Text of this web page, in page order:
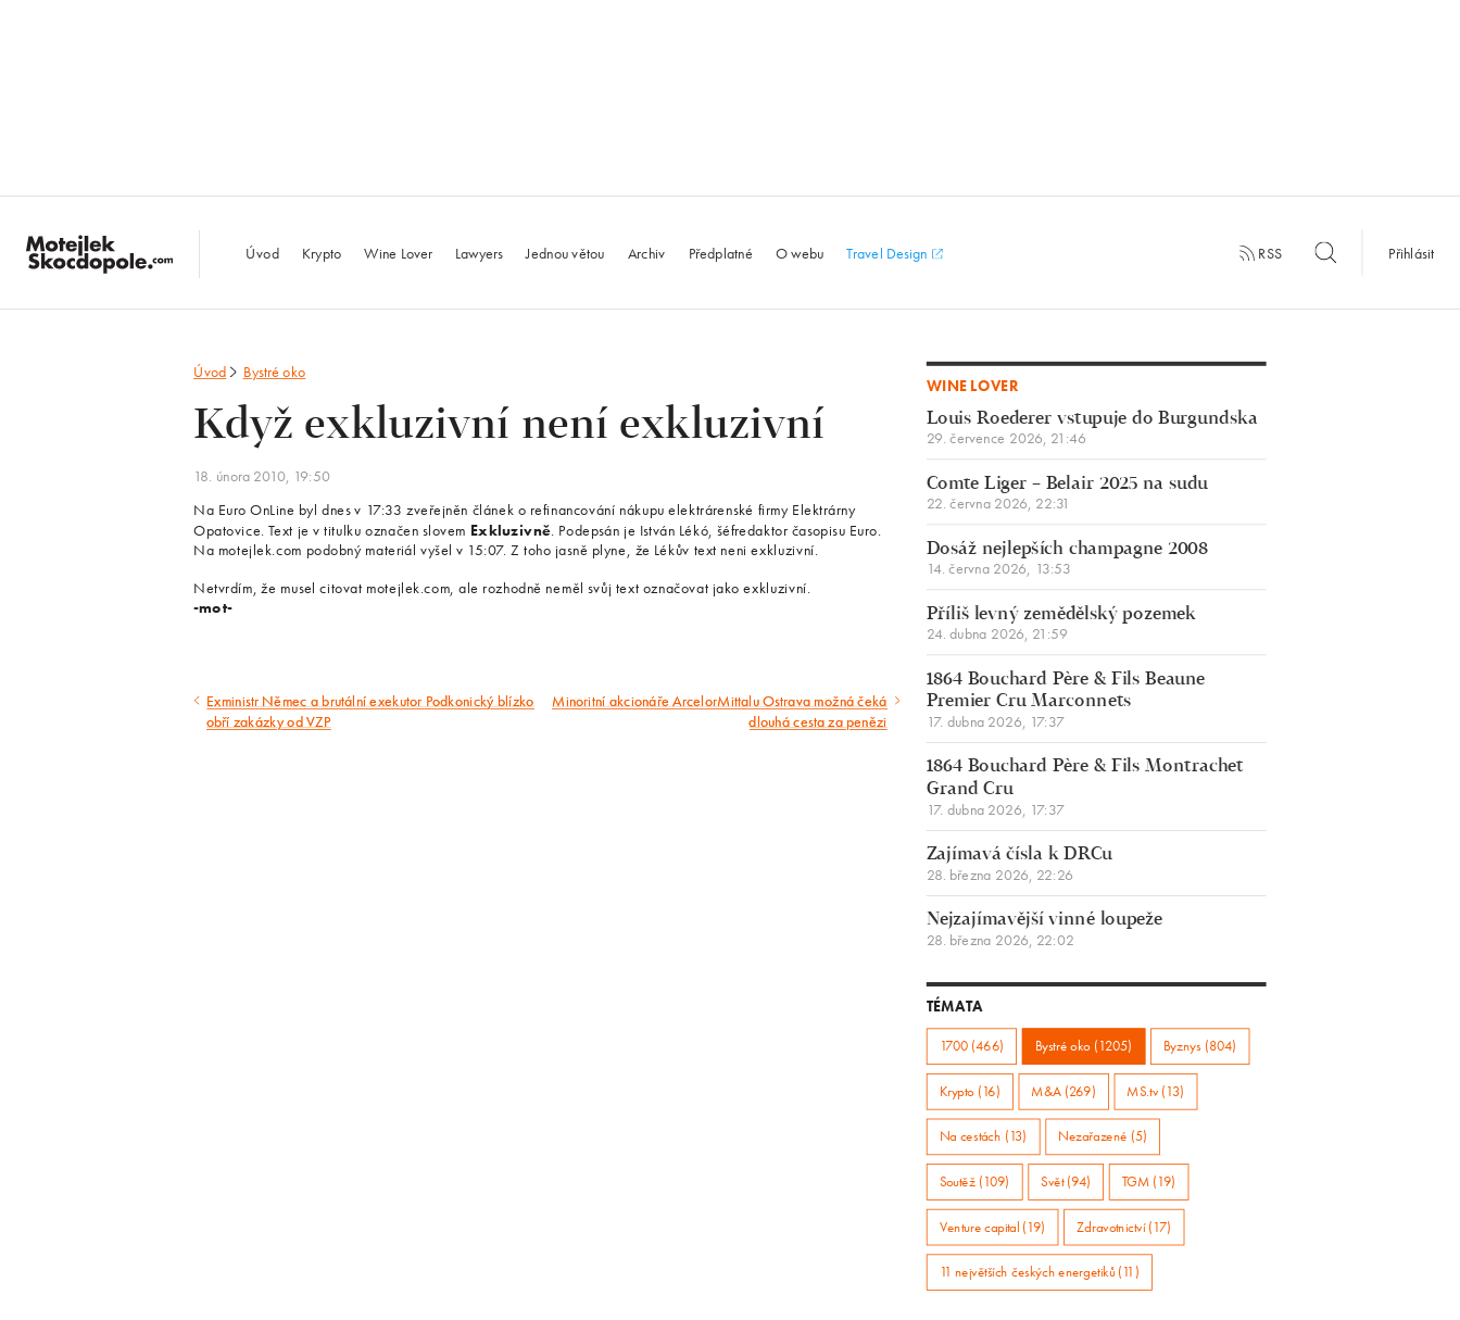
MotejlekSkocdopole.com
Úvod Krypto Wine Lover Lawyers Jednou větou Archiv Předplatné O webu Travel Design RSS Přihlásit
Úvod Bystré oko
Když exkluzivní není exkluzivní
18. února 2010, 19:50
Na Euro OnLine byl dnes v 17:33 zveřejněn článek o refinancování nákupu elektrárenské firmy Elektrárny
Opatovice. Text je v titulku označen slovem Exkluzivně. Podepsán je István Lékó, šéfredaktor časopisu Euro.
Na motejlek.com podobný materiál vyšel v 15:07. Z toho jasně plyne, že Lékův text neni exkluzivní.
Netvrdím, že musel citovat motejlek.com, ale rozhodně neměl svůj text označovat jako exkluzivní.
-mot-
Předcházející
Exministr Němec a brutální exekutor Podkonický blízko
obří zakázky od VZP
Následující
Minoritní akcionáře ArcelorMittalu Ostrava možná čeká
dlouhá cesta za penězi
WINE LOVER
Louis Roederer vstupuje do Burgundska
29. července 2026, 21:46
Comte Liger – Belair 2025 na sudu
22. června 2026, 22:31
Dosáž nejlepších champagne 2008
14. června 2026, 13:53
Příliš levný zemědělský pozemek
24. dubna 2026, 21:59
1864 Bouchard Père & Fils Beaune
Premier Cru Marconnets
17. dubna 2026, 17:37
1864 Bouchard Père & Fils Montrachet
Grand Cru
17. dubna 2026, 17:37
Zajímavá čísla k DRCu
28. března 2026, 22:26
Nejzajímavější vinné loupeže
28. března 2026, 22:02
TÉMATA
1700 (466) Bystré oko (1205) Byznys (804)
Krypto (16) M&A (269) MS.tv (13)
Na cestách (13) Nezařazené (5)
Soutěž (109) Svět (94) TGM (19)
Venture capital (19) Zdravotnictví (17)
11 největších českých energetiků (11)